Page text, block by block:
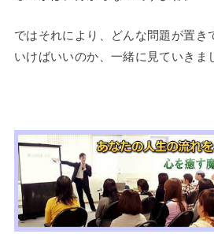
ではそれにより、どんな問題が置き
いけばいいのか、一緒に見ていきま